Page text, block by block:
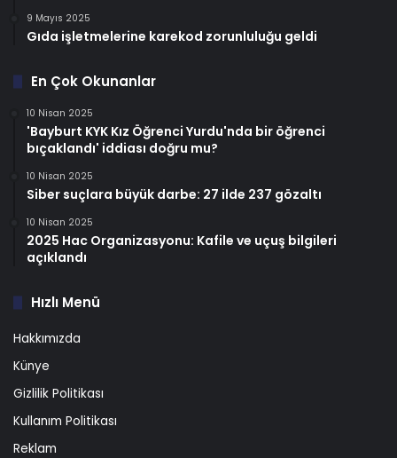
9 Mayıs 2025
Gıda işletmelerine karekod zorunluluğu geldi
En Çok Okunanlar
10 Nisan 2025
'Bayburt KYK Kız Öğrenci Yurdu'nda bir öğrenci
bıçaklandı' iddiası doğru mu?
10 Nisan 2025
Siber suçlara büyük darbe: 27 ilde 237 gözaltı
10 Nisan 2025
2025 Hac Organizasyonu: Kafile ve uçuş bilgileri
açıklandı
Hızlı Menü
Hakkımızda
Künye
Gizlilik Politikası
Kullanım Politikası
Reklam